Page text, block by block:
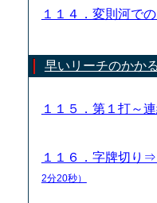
１１４．変則河で
早いリーチのかか
１１５．第１打～
１１６．字牌切り
2分20秒）